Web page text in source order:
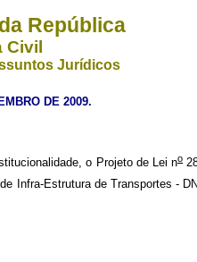
República
Civil
Jurídicos
DE 2009.
o Projeto de Lei no
Infra-Estrutura de Transportes -